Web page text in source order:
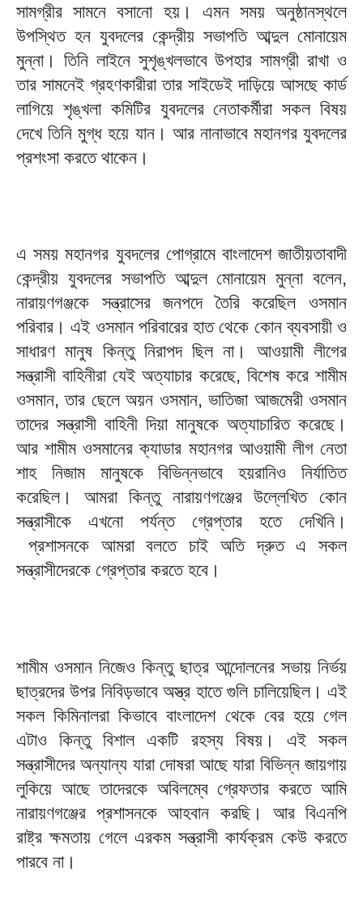
সামগ্রীর সামনে বসানো হয়। এমন সময় অনুষ্ঠানস্থলে
উপস্থিত হন যুবদলের কেন্দ্রীয় সভাপতি আব্দুল মোনায়েম
মুন্না। তিনি লাইনে সুশৃঙ্খলভাবে উপহার সামগ্রী রাখা ও
তার সামনেই গ্রহণকারীরা তার সাইডেই দাড়িয়ে আসছে কার্ড
লাগিয়ে শৃঙ্খলা কমিটির যুবদলের নেতাকর্মীরা সকল বিষয়
দেখে তিনি মুগ্ধ হয়ে যান। আর নানাভাবে মহানগর যুবদলের
প্রশংসা করতে থাকেন।
এ সময় মহানগর যুবদলের পোগ্রামে বাংলাদেশ জাতীয়তাবাদী
কেন্দ্রীয় যুবদলের সভাপতি আব্দুল মোনায়েম মুন্না বলেন,
নারায়ণগঞ্জকে সন্ত্রাসের জনপদে তৈরি করেছিল ওসমান
পরিবার। এই ওসমান পরিবারের হাত থেকে কোন ব্যবসায়ী ও
সাধারণ মানুষ কিন্তু নিরাপদ ছিল না। আওয়ামী লীগের
সন্ত্রাসী বাহিনীরা যেই অত্যাচার করেছে, বিশেষ করে শামীম
ওসমান, তার ছেলে অয়ন ওসমান, ভাতিজা আজমেরী ওসমান
তাদের সন্ত্রাসী বাহিনী দিয়া মানুষকে অত্যাচারিত করেছে।
আর শামীম ওসমানের ক্যাডার মহানগর আওয়ামী লীগ নেতা
শাহ নিজাম মানুষকে বিভিন্নভাবে হয়রানিও নির্যাতিত
করেছিল। আমরা কিন্তু নারায়ণগঞ্জের উল্লেখিত কোন
সন্ত্রাসীকে এখনো পর্যন্ত গ্রেপ্তার হতে দেখিনি।
প্রশাসনকে আমরা বলতে চাই অতি দ্রুত এ সকল
সন্ত্রাসীদেরকে গ্রেপ্তার করতে হবে।
শামীম ওসমান নিজেও কিন্তু ছাত্র আন্দোলনের সভায় নির্ভয়
ছাত্রদের উপর নিবিড়ভাবে অস্ত্র হাতে গুলি চালিয়েছিল। এই
সকল কিমিনালরা কিভাবে বাংলাদেশ থেকে বের হয়ে গেল
এটাও কিন্তু বিশাল একটি রহস্য বিষয়। এই সকল
সন্ত্রাসীদের অন্যান্য যারা দোষরা আছে যারা বিভিন্ন জায়গায়
লুকিয়ে আছে তাদেরকে অবিলম্বে গ্রেফতার করতে আমি
নারায়ণগঞ্জের প্রশাসনকে আহবান করছি। আর বিএনপি
রাষ্ট্র ক্ষমতায় গেলে এরকম সন্ত্রাসী কার্যক্রম কেউ করতে
পারবে না।